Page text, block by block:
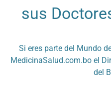
sus
Si eres parte del Mundo
MedicinaSalud.com.bo el
del